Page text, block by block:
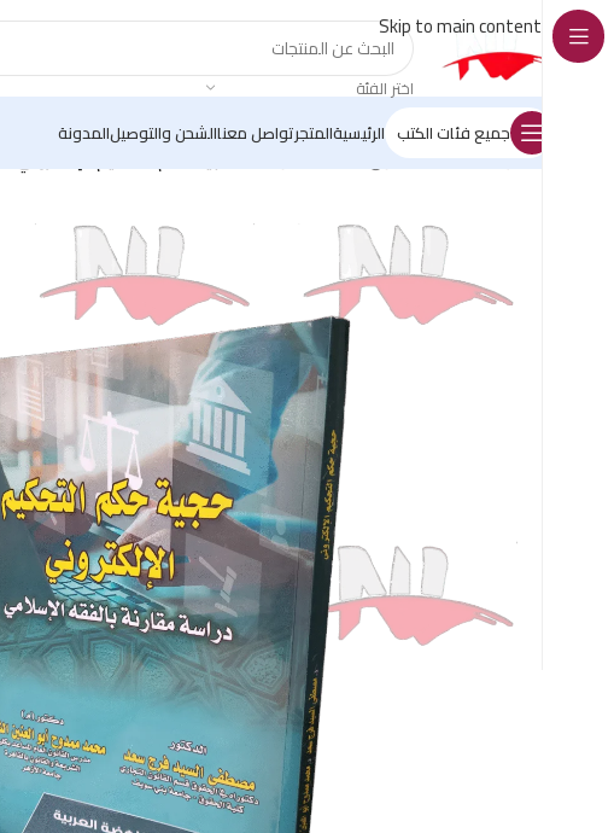
Skip to main content
اختر الفئة
جميع فئات الكتب الرئيسيةالمتجرتواصل معناالشحن والتوصيلالمدونة
الرئيسية/كتب القانون